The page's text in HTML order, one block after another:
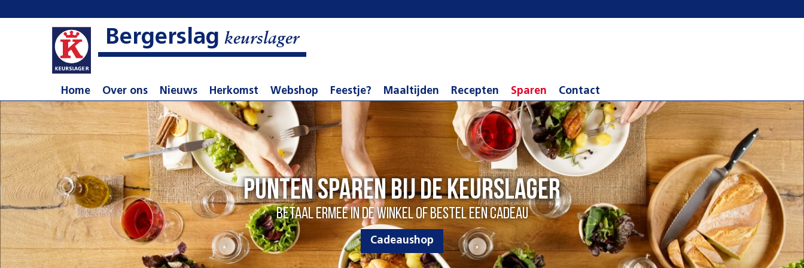
Bergerslag keurslager
Home Over ons Nieuws Herkomst Webshop Feestje? Maaltijden Recepten Sparen Contact
Punten sparen bij de Keurslager
Betaal ermee in de winkel of bestel een cadeau
Cadeaushop